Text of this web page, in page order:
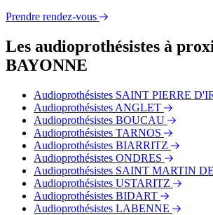
Prendre rendez-vous
Les audioprothésistes à
BAYONNE
Audioprothésistes SAINT PIERRE
Audioprothésistes ANGLET
Audioprothésistes BOUCAU
Audioprothésistes TARNOS
Audioprothésistes BIARRITZ
Audioprothésistes ONDRES
Audioprothésistes SAINT MARTIN
Audioprothésistes USTARITZ
Audioprothésistes BIDART
Audioprothésistes LABENNE